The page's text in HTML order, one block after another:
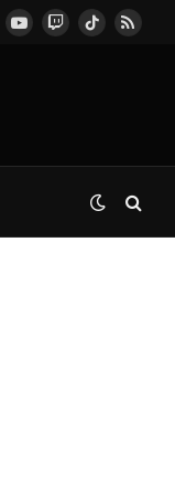
YouTube
TwitchTikTok
RSS